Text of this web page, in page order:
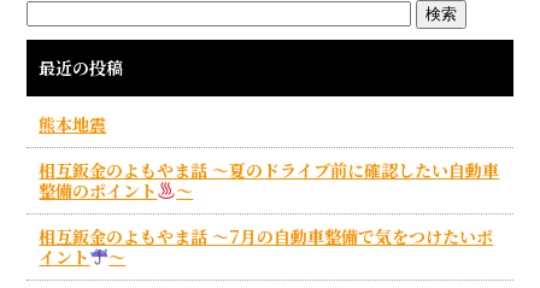
最近の投稿
熊本地震
相互鈑金のよもやま話 ～夏のドライブ前に確認したい自動車
整備のポイント
～
相互鈑金のよもやま話 ～7月の自動車整備で気をつけたいポ
イント
～